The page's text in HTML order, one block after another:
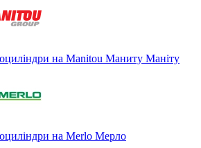
на Manitou Маниту Маніту
на Merlo Мерло